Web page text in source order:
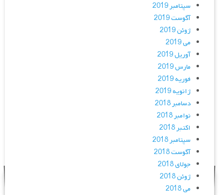
سپتامبر 2019
آگوست 2019
ژوئن 2019
می 2019
آوریل 2019
مارس 2019
فوریه 2019
ژانویه 2019
دسامبر 2018
نوامبر 2018
اکتبر 2018
سپتامبر 2018
آگوست 2018
جولای 2018
ژوئن 2018
می 2018